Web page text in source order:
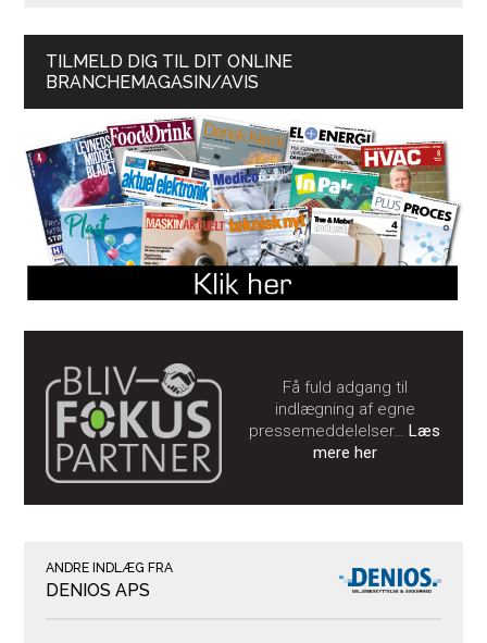
TILMELD DIG TIL DIT ONLINE
BRANCHEMAGASIN/AVIS
Få fuld adgang til
indlægning af egne
pressemeddelelser…Læs
mere her
ANDRE INDLÆG FRA
DENIOS APS